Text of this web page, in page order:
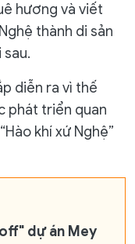
hương và viết
thành di sản
diễn ra vì thế
phát triển quan
khí xứ Nghệ”
dự án Mey